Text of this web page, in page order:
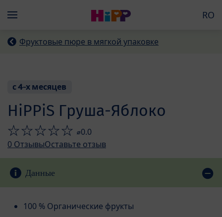
Menü RO
Фруктовые пюре в мягкой упаковке
с 4-х месяцев
HiPPiS Груша-Яблоко
⌀0.0
0 ОтзывыОставьте отзыв
Данные
100 % Органические фрукты